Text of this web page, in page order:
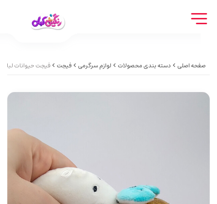
صفحه اصلی دسته بندی محصولات لوازم سرگرمی فیجت فیجت حیوانات